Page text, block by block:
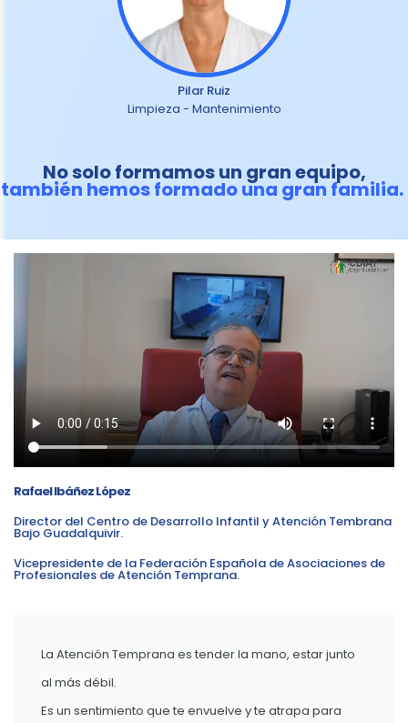
Pilar Ruiz
Limpieza - Mantenimiento
No solo formamos un gran equipo,
también hemos formado una gran familia.
Rafael Ibáñez López
Director del Centro de Desarrollo Infantil y Atención Tembrana
Bajo Guadalquivir.
Vicepresidente de la Federación Española de Asociaciones de
Profesionales de Atención Temprana.
La Atención Temprana es tender la mano, estar junto
al más débil.
Es un sentimiento que te envuelve y te atrapa para